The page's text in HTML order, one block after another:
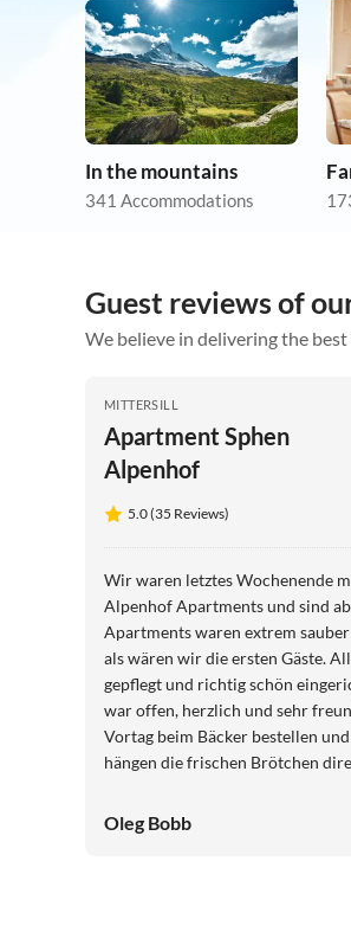
In the mountains
341 Accommodations
Guest reviews of
We believe in delivering the
MITTERSILL
Apartment Sphen
Alpenhof
5.0 (35 Reviews)
Wir waren letztes Wochenende
Alpenhof Apartments und sind
Apartments waren extrem
als wären wir die ersten Gäste.
gepflegt und richtig schön
war offen, herzlich und sehr
Vortag beim Bäcker bestellen
hängen die frischen Brötchen
kommen auf jeden Fall wieder.
Oleg Bobb